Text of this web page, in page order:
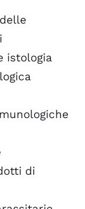
istologia
di